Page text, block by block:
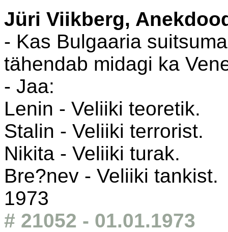
Jüri Viikberg,
- Kas Bulgaaria
tähendab midagi ka
- Jaa:
Lenin - Veliiki teoretik.
Stalin - Veliiki terrorist.
Nikita - Veliiki turak.
Bre?nev - Veliiki tankist.
1973
# 21052 - 01.01.1973